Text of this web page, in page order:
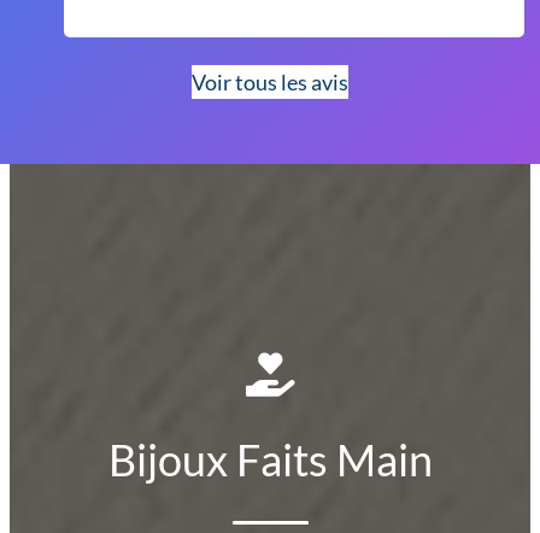
Voir tous les avis
Bijoux Faits Main